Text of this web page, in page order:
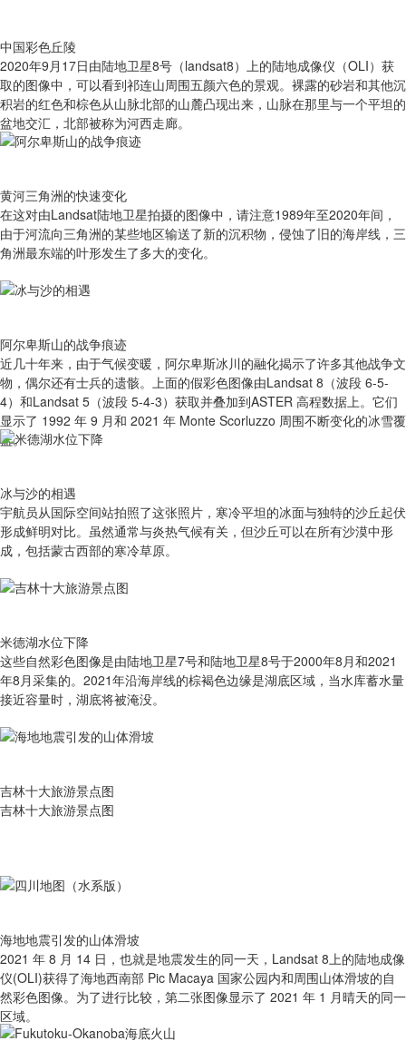
中国彩色丘陵
2020年9月17日由陆地卫星8号（landsat8）上的陆地成像仪（OLI）获
取的图像中，可以看到祁连山周围五颜六色的景观。裸露的砂岩和其他沉
积岩的红色和棕色从山脉北部的山麓凸现出来，山脉在那里与一个平坦的
盆地交汇，北部被称为河西走廊。
黄河三角洲的快速变化
在这对由Landsat陆地卫星拍摄的图像中，请注意1989年至2020年间，
由于河流向三角洲的某些地区输送了新的沉积物，侵蚀了旧的海岸线，三
角洲最东端的叶形发生了多大的变化。
阿尔卑斯山的战争痕迹
近几十年来，由于气候变暖，阿尔卑斯冰川的融化揭示了许多其他战争文
物，偶尔还有士兵的遗骸。上面的假彩色图像由Landsat 8（波段 6-5-
4）和Landsat 5（波段 5-4-3）获取并叠加到ASTER 高程数据上。它们
显示了 1992 年 9 月和 2021 年 Monte Scorluzzo 周围不断变化的冰雪覆
盖。
冰与沙的相遇
宇航员从国际空间站拍照了这张照片，寒冷平坦的冰面与独特的沙丘起伏
形成鲜明对比。虽然通常与炎热气候有关，但沙丘可以在所有沙漠中形
成，包括蒙古西部的寒冷草原。
米德湖水位下降
这些自然彩色图像是由陆地卫星7号和陆地卫星8号于2000年8月和2021
年8月采集的。2021年沿海岸线的棕褐色边缘是湖底区域，当水库蓄水量
接近容量时，湖底将被淹没。
吉林十大旅游景点图
吉林十大旅游景点图
海地地震引发的山体滑坡
2021 年 8 月 14 日，也就是地震发生的同一天，Landsat 8上的陆地成像
仪(OLI)获得了海地西南部 Pic Macaya 国家公园内和周围山体滑坡的自
然彩色图像。为了进行比较，第二张图像显示了 2021 年 1 月晴天的同一
区域。